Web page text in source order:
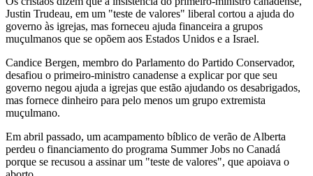
Justin Trudeau, em um "teste de valores" liberal cortou a ajuda do
governo às igrejas, mas forneceu ajuda financeira a grupos
muçulmanos que se opõem aos Estados Unidos e a Israel.
Candice Bergen, membro do Parlamento do Partido Conservador,
desafiou o primeiro-ministro canadense a explicar por que seu
governo negou ajuda a igrejas que estão ajudando os desabrigados,
mas fornece dinheiro para pelo menos um grupo extremista
muçulmano.
Em abril passado, um acampamento bíblico de verão de Alberta
perdeu o financiamento do programa Summer Jobs no Canadá
porque se recusou a assinar um "teste de valores", que apoiava o